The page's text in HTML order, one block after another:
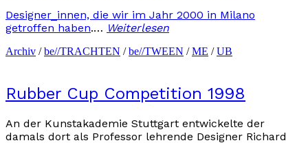
Designer_innen, die wir im Jahr 2000 in Milano
getroffen haben.… Weiterlesen
Archiv /be//TRACHTEN /be//TWEEN /ME /UB
Rubber Cup Competition 1998
An der Kunstakademie Stuttgart entwickelte der
damals dort als Professor lehrende Designer Richard